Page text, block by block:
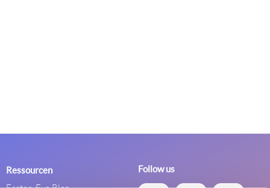
Ressourcen
Follow us